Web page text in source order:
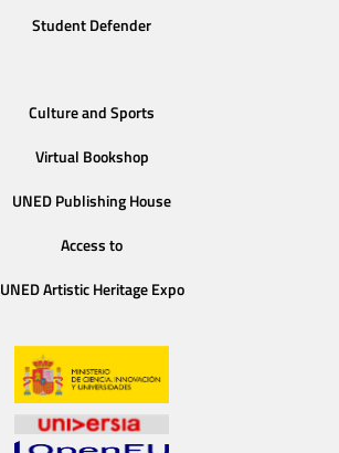
Student Defender
Culture and Sports
Virtual Bookshop
UNED Publishing House
Access to
UNED Artistic Heritage Expo